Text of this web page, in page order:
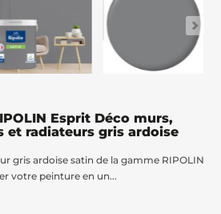
Esprit Déco murs,
et radiateurs gris ardoise
gris ardoise satin de la gamme RIPOLIN
votre peinture en un...